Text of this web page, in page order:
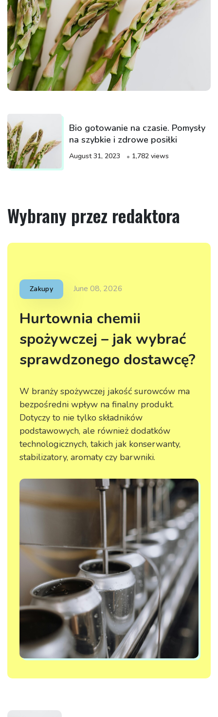
Bio gotowanie na czasie. Pomysły
na szybkie i zdrowe posiłki
August 31, 2023 1,782 views
Wybrany przez redaktora
Zakupy June 08, 2026
Hurtownia chemii
spożywczej – jak wybrać
sprawdzonego dostawcę?
W branży spożywczej jakość surowców ma
bezpośredni wpływ na finalny produkt.
Dotyczy to nie tylko składników
podstawowych, ale również dodatków
technologicznych, takich jak konserwanty,
stabilizatory, aromaty czy barwniki.